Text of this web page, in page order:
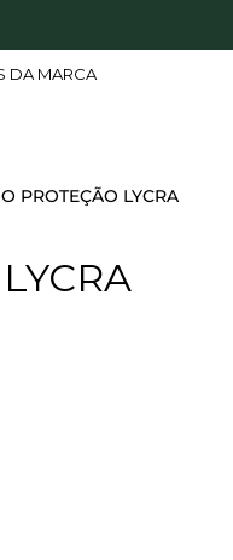
DA MARCA
PROTEÇÃO LYCRA